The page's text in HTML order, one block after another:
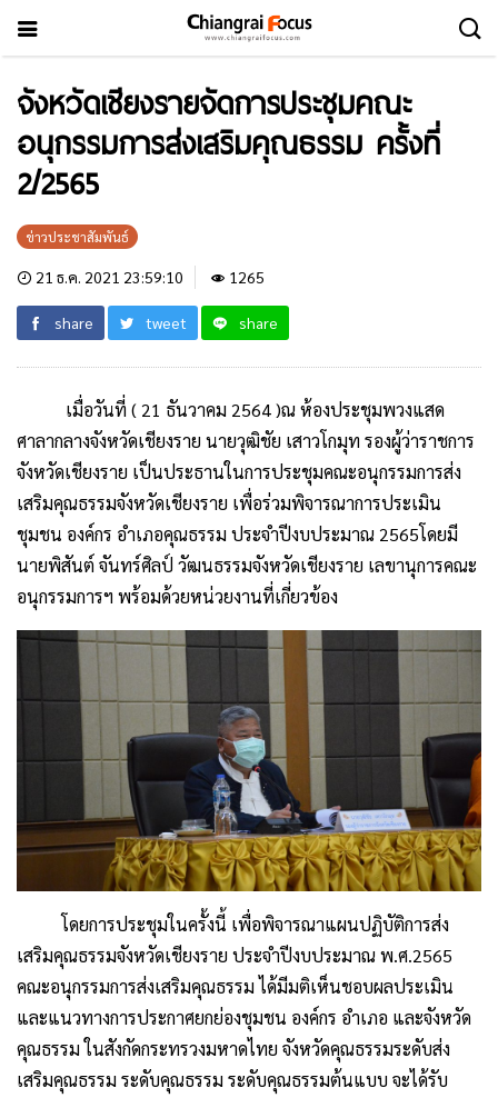
จังหวัดเชียงรายจัดการประชุมคณะ
อนุกรรมการส่งเสริมคุณธรรม ครั้งที่
2/2565
ข่าวประชาสัมพันธ์
21 ธ.ค. 2021 23:59:10 1265
share tweet share
เมื่อวันที่ ( 21 ธันวาคม 2564 )ณ ห้องประชุมพวงแสด
ศาลากลางจังหวัดเชียงราย นายวุฒิชัย เสาวโกมุท รองผู้ว่าราชการ
จังหวัดเชียงราย เป็นประธานในการประชุมคณะอนุกรรมการส่ง
เสริมคุณธรรมจังหวัดเชียงราย เพื่อร่วมพิจารณาการประเมิน
ชุมชน องค์กร อำเภอคุณธรรม ประจำปีงบประมาณ 2565โดยมี
นายพิสันต์ จันทร์ศิลป์ วัฒนธรรมจังหวัดเชียงราย เลขานุการคณะ
อนุกรรมการฯ พร้อมด้วยหน่วยงานที่เกี่ยวข้อง
โดยการประชุมในครั้งนี้ เพื่อพิจารณาแผนปฏิบัติการส่ง
เสริมคุณธรรมจังหวัดเชียงราย ประจำปีงบประมาณ พ.ศ.2565
คณะอนุกรรมการส่งเสริมคุณธรรม ได้มีมติเห็นชอบผลประเมิน
และแนวทางการประกาศยกย่องชุมชน องค์กร อำเภอ และจังหวัด
คุณธรรม ในสังกัดกระทรวงมหาดไทย จังหวัดคุณธรรมระดับส่ง
เสริมคุณธรรม ระดับคุณธรรม ระดับคุณธรรมต้นแบบ จะได้รับ